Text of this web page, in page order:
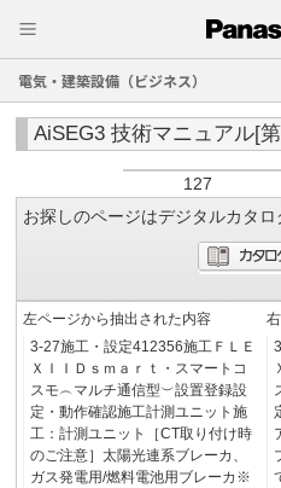
電気・建築設備（ビジネス）
AiSEG3 技術マニュアル[
127
お探しのページはデジタルカタロ
左ページから抽出された内容
3-27施工・設定412356施工ＦＬＥ
ＸＩＩＤｓｍａｒｔ・スマートコ
スモ︵マルチ通信型︶設置登録設
定・動作確認施工計測ユニット施
工：計測ユニット［CT取り付け時
のご注意］太陽光連系ブレーカ、
ガス発電用/燃料電池用ブレーカ※